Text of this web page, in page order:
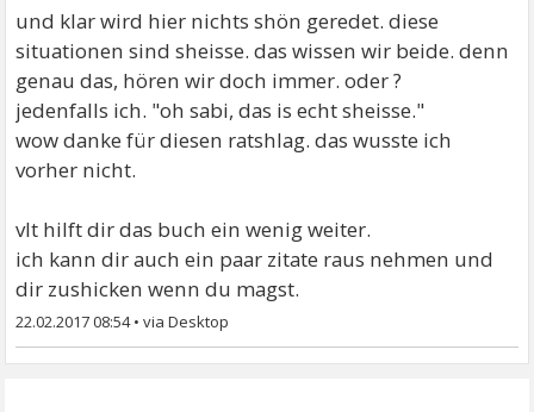
und klar wird hier nichts shön geredet. diese
situationen sind sheisse. das wissen wir beide. denn
genau das, hören wir doch immer. oder ?
jedenfalls ich. "oh sabi, das is echt sheisse."
wow danke für diesen ratshlag. das wusste ich
vorher nicht.
vlt hilft dir das buch ein wenig weiter.
ich kann dir auch ein paar zitate raus nehmen und
dir zushicken wenn du magst.
22.02.2017 08:54•